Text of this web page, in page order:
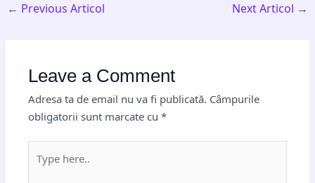
← Previous Articol Next Articol →
Leave a Comment
Adresa ta de email nu va fi publicată. Câmpurile
obligatorii sunt marcate cu*
here..